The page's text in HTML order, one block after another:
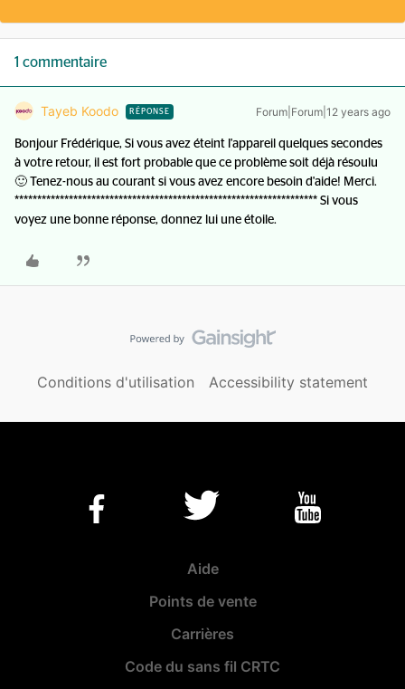
1 commentaire
Tayeb Koodo RÉPONSE Forum|Forum|12 years ago
Bonjour Frédérique, Si vous avez éteint l'appareil quelques secondes
à votre retour, il est fort probable que ce problème soit déjà résoulu
🙂 Tenez-nous au courant si vous avez encore besoin d'aide! Merci.
******************************************************************* Si vous
voyez une bonne réponse, donnez lui une étoile.
Conditions d'utilisation Accessibility statement
Aide
Points de vente
Carrières
Code du sans fil CRTC